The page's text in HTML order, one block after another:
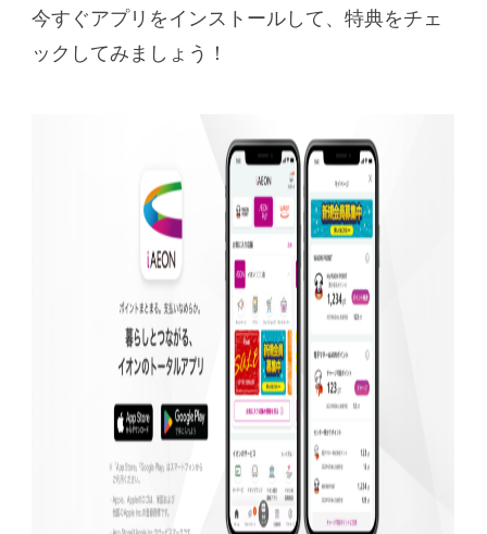
今すぐアプリをインストールして、特典をチェ
ックしてみましょう！